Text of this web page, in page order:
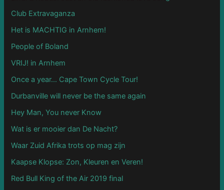
Club Extravaganza
Het is MACHTIG in Arnhem!
People of Boland
VRIJ! in Arnhem
Once a year… Cape Town Cycle Tour!
Durbanville will never be the same again
Hey Man, You never Know
Wat is er mooier dan De Nacht?
Waar Zuid Afrika trots op mag zijn
Kaapse Klopse: Zon, Kleuren en Veren!
Red Bull King of the Air 2019 final